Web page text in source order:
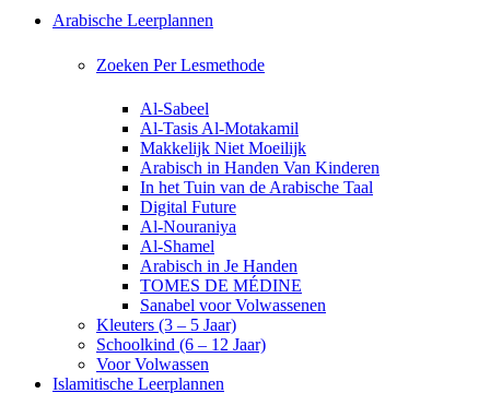
Arabische Leerplannen
Zoeken Per Lesmethode
Al-Sabeel
Al-Tasis Al-Motakamil
Makkelijk Niet Moeilijk
Arabisch in Handen Van Kinderen
In het Tuin van de Arabische Taal
Digital Future
Al-Nouraniya
Al-Shamel
Arabisch in Je Handen
TOMES DE MÉDINE
Sanabel voor Volwassenen
Kleuters (3 – 5 Jaar)
Schoolkind (6 – 12 Jaar)
Voor Volwassen
Islamitische Leerplannen